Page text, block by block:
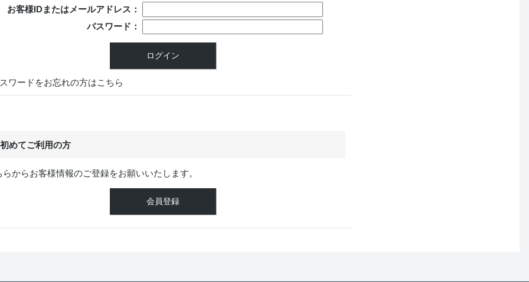
お客様IDまたはメールアドレス：
パスワード：
ワードをお忘れの方はこちら
初めてご利用の方
らからお客様情報のご登録をお願いいたします。